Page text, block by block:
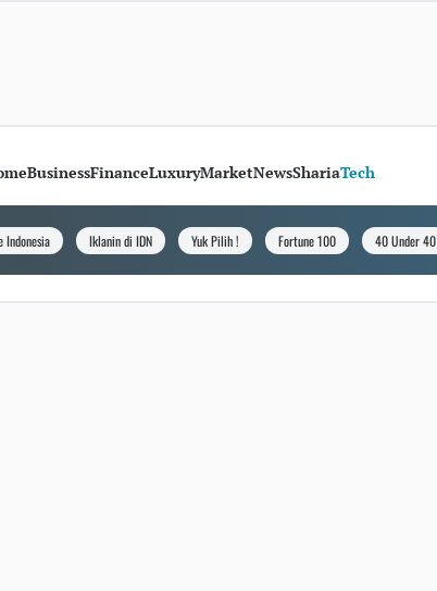
BusinessFinanceLuxuryMarketNewsShariaTech
Indonesia Iklanin di IDN Yuk Pilih ! Fortune 100 40 Under 40